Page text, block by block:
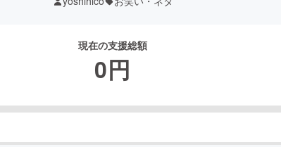
現在の支援総額
0円